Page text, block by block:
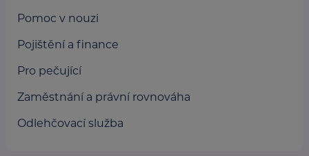
Pomoc v nouzi
Pojištění a finance
Pro pečující
Zaměstnání a právní rovnováha
Odlehčovací služba